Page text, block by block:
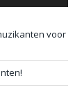
voor